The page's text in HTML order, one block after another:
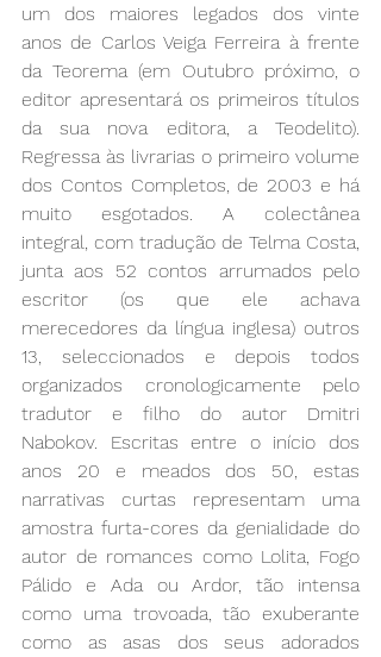
um dos maiores legados dos vinte
anos de Carlos Veiga Ferreira à frente
da Teorema (em Outubro próximo, o
editor apresentará os primeiros títulos
da sua nova editora, a Teodelito).
Regressa às livrarias o primeiro volume
dos Contos Completos, de 2003 e há
muito esgotados. A colectânea
integral, com tradução de Telma Costa,
junta aos 52 contos arrumados pelo
escritor (os que ele achava
merecedores da língua inglesa) outros
13, seleccionados e depois todos
organizados cronologicamente pelo
tradutor e filho do autor Dmitri
Nabokov. Escritas entre o início dos
anos 20 e meados dos 50, estas
narrativas curtas representam uma
amostra furta-cores da genialidade do
autor de romances como Lolita, Fogo
Pálido e Ada ou Ardor, tão intensa
como uma trovoada, tão exuberante
como as asas dos seus adorados